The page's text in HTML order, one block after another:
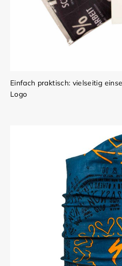
Einfach praktisch: vielseitig
Logo